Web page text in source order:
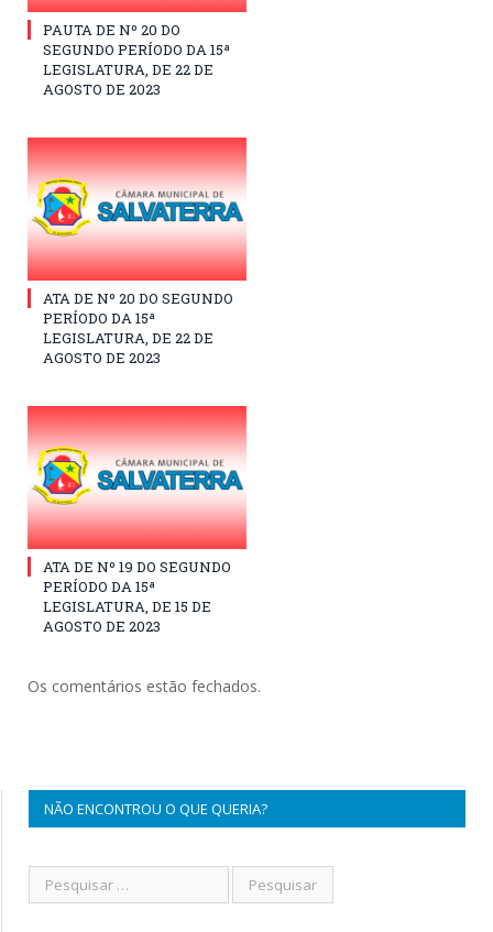
PAUTA DE Nº 20 DO
SEGUNDO PERÍODO DA 15ª
LEGISLATURA, DE 22 DE
AGOSTO DE 2023
ATA DE Nº 20 DO SEGUNDO
PERÍODO DA 15ª
LEGISLATURA, DE 22 DE
AGOSTO DE 2023
ATA DE Nº 19 DO SEGUNDO
PERÍODO DA 15ª
LEGISLATURA, DE 15 DE
AGOSTO DE 2023
Os comentários estão fechados.
NÃO ENCONTROU O QUE QUERIA?